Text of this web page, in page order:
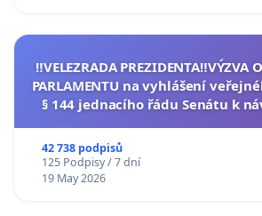
‼️VELEZRADA PREZIDENTA‼️VÝZVA
PARLAMENTU na vyhlášení
§ 144 jednacího řádu Senátu k
42 738 podpisů
125 Podpisy / 7 dní
19 May 2026